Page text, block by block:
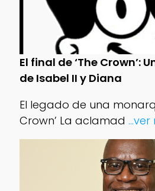
El final de ‘The Crown’:
de Isabel II y Diana
El legado de una
Crown’ La aclamad